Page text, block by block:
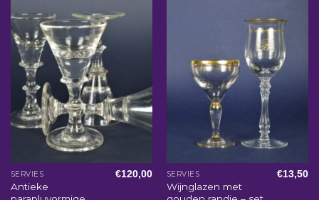
SERVIES
Antieke
€120,00 SERVIES
Wijnglazen met
€13,50